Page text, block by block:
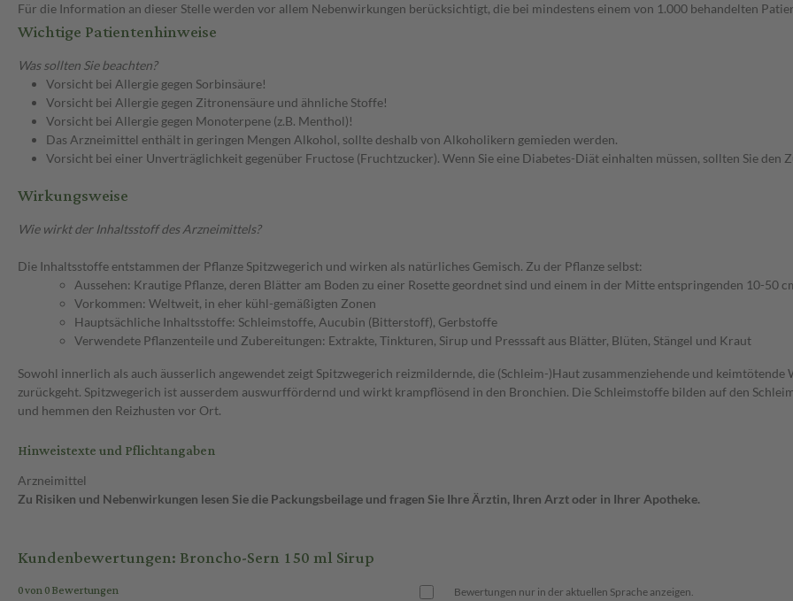
Für die Information an dieser Stelle werden vor allem Nebenwirkungen berücksichtigt, die bei mindestens einem von 1.000 behandelten
Wichtige Patientenhinweise
Was sollten Sie beachten?
Vorsicht bei Allergie gegen Sorbinsäure!
Vorsicht bei Allergie gegen Zitronensäure und ähnliche Stoffe!
Vorsicht bei Allergie gegen Monoterpene (z.B. Menthol)!
Das Arzneimittel enthält in geringen Mengen Alkohol, sollte deshalb von Alkoholikern gemieden werden.
Vorsicht bei einer Unverträglichkeit gegenüber Fructose (Fruchtzucker). Wenn Sie eine Diabetes-Diät einhalten müssen, sollten Sie den
Wirkungsweise
Wie wirkt der Inhaltsstoff des Arzneimittels?
Die Inhaltsstoffe entstammen der Pflanze Spitzwegerich und wirken als natürliches Gemisch. Zu der Pflanze selbst:
Aussehen: Krautige Pflanze, deren Blätter am Boden zu einer Rosette geordnet sind und einem in der Mitte entspringenden 10-50
Vorkommen: Weltweit, in eher kühl-gemäßigten Zonen
Hauptsächliche Inhaltsstoffe: Schleimstoffe, Aucubin (Bitterstoff), Gerbstoffe
Verwendete Pflanzenteile und Zubereitungen: Extrakte, Tinkturen, Sirup und Presssaft aus Blätter, Blüten, Stängel und Kraut
Sowohl innerlich als auch äusserlich angewendet zeigt Spitzwegerich reizmildernde, die (Schleim-)Haut zusammenziehende und
zurückgeht. Spitzwegerich ist ausserdem auswurffördernd und wirkt krampflösend in den Bronchien. Die Schleimstoffe bilden auf den
und hemmen den Reizhusten vor Ort.
Hinweistexte und Pflichtangaben
Arzneimittel
Zu Risiken und Nebenwirkungen lesen Sie die Packungsbeilage und fragen Sie Ihre Ärztin, Ihren Arzt oder in Ihrer Apotheke.
Kundenbewertungen: Broncho-Sern 150 ml Sirup
0 von 0 Bewertungen Bewertungen nur in der aktuellen Sprache anzeigen.